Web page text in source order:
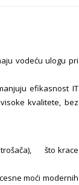
vodeću ulogu pri
efikasnost IT
kvalitete, bez
što krace
moći modernih